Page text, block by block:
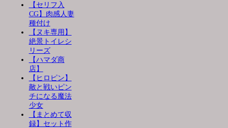
【セリフ入
CG】肉感人妻
種付け
【ヌキ専用】
絶景トイレシ
リーズ
【ハマダ商
店】
【ヒロピン】
敵と戦いピン
チになる魔法
少女
【まとめて収
録】セット作